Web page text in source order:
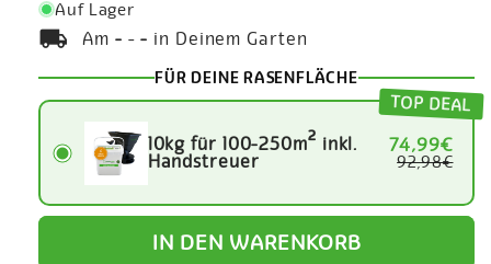
Auf Lager
local_shipping Am - -- in Deinem Garten
FÜR DEINE RASENFLÄCHE
TOP DEAL
10kg für 100-250m² inkl.
Handstreuer
74,99€
92,98€
IN DEN WARENKORB